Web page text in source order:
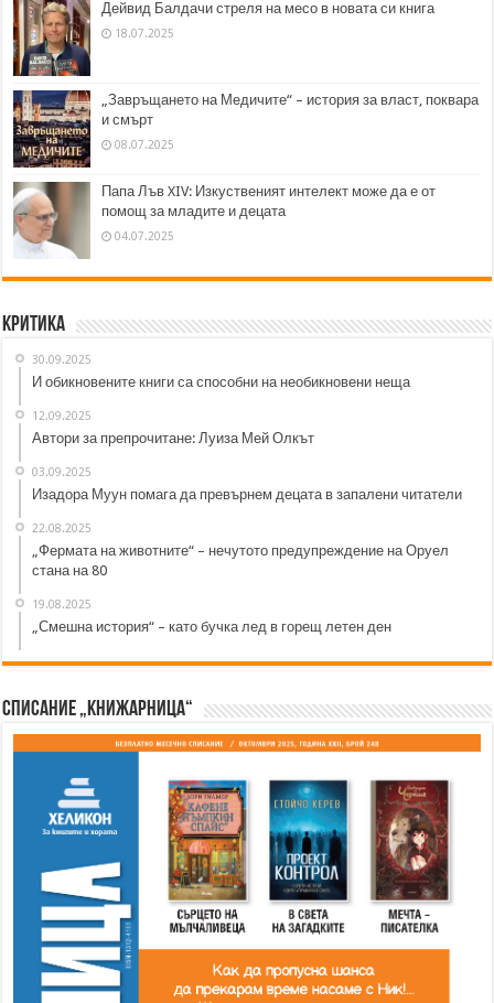
Дейвид Балдачи стреля на месо в новата си книга
18.07.2025
„Завръщането на Медичите“ – история за власт, поквара
и смърт
08.07.2025
Папа Лъв XIV: Изкуственият интелект може да е от
помощ за младите и децата
04.07.2025
Критика
30.09.2025
И обикновените книги са способни на необикновени неща
12.09.2025
Автори за препрочитане: Луиза Мей Олкът
03.09.2025
Изадора Муун помага да превърнем децата в запалени читатели
22.08.2025
„Фермата на животните“ – нечутото предупреждение на Оруел
стана на 80
19.08.2025
„Смешна история“ – като бучка лед в горещ летен ден
Списание „Книжарница“